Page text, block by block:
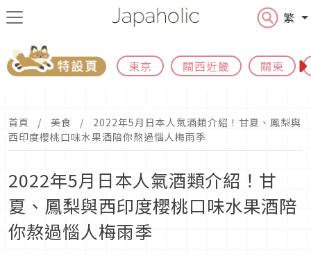
繁
東京 關西近畿 關東
首頁 美食
2022年5月日本人氣酒類介紹！甘夏、鳳梨與
西印度櫻桃口味水果酒陪你熬過惱人梅雨季
2022年5月日本人氣酒類介紹！甘
夏、鳳梨與西印度櫻桃口味水果酒陪
你熬過惱人梅雨季